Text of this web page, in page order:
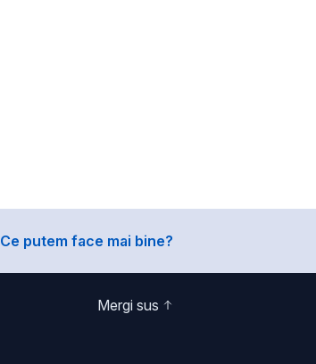
Ce putem face mai bine?
Mergi sus